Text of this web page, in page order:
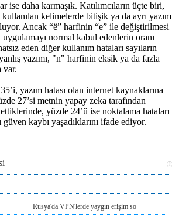
ise daha karmaşık. Katılımcıların üçte biri,
kelimelerde bitişik ya da ayrı yazım
Ancak “ё” harfinin “е” ile değiştirilmesi
uygulamayı normal kabul edenlerin oranı
eden diğer kullanım hataları sayıların
yazımı, "n" harfinin eksik ya da fazla
var.
yazım hatası olan internet kaynaklarına
27’si metnin yapay zeka tarafından
yüzde 24’ü ise noktalama hataları
kaybı yaşadıklarını ifade ediyor.
Rusya'da VPN'lerde yaygın erişim so